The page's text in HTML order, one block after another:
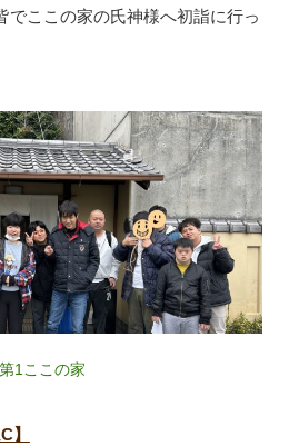
でここの家の氏神様へ初詣に行っ
第1ここの家
】